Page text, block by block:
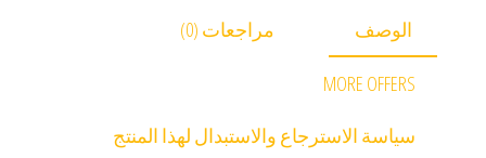
الوصف مراجعات (0)
MORE OFFERS
سياسة الاسترجاع والاستبدال لهذا المنتج